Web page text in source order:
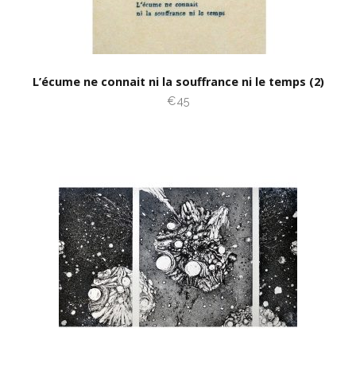
L’écume ne connait ni la souffrance ni le temps (2)
€45